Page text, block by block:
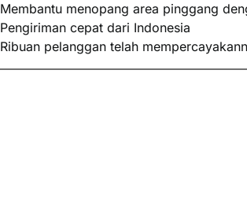
Membantu menopang area pinggang
Pengiriman cepat dari Indonesia
Ribuan pelanggan telah